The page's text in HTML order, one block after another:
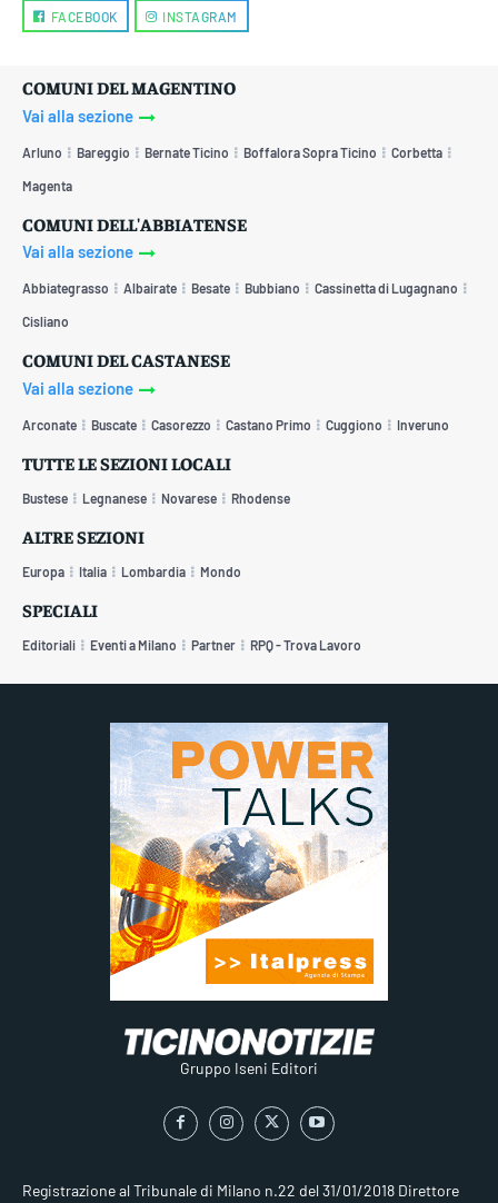
FACEBOOK INSTAGRAM
COMUNI DEL MAGENTINO
Vai alla sezione
Arluno Bareggio Bernate Ticino Boffalora Sopra Ticino Corbetta
Magenta
COMUNI DELL'ABBIATENSE
Vai alla sezione
Abbiategrasso Albairate Besate Bubbiano Cassinetta di Lugagnano
Cisliano
COMUNI DEL CASTANESE
Vai alla sezione
Arconate Buscate Casorezzo Castano Primo Cuggiono Inveruno
TUTTE LE SEZIONI LOCALI
Bustese Legnanese Novarese Rhodense
ALTRE SEZIONI
Europa Italia Lombardia Mondo
SPECIALI
Editoriali Eventi a Milano Partner RPQ - Trova Lavoro
Gruppo Iseni Editori
Registrazione al Tribunale di Milano n.22 del 31/01/2018 Direttore